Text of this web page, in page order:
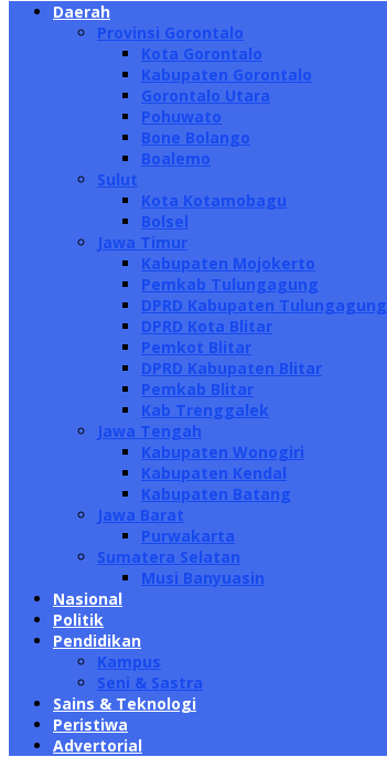
Daerah
Provinsi Gorontalo
Kota Gorontalo
Kabupaten Gorontalo
Gorontalo Utara
Pohuwato
Bone Bolango
Boalemo
Sulut
Kota Kotamobagu
Bolsel
Jawa Timur
Kabupaten Mojokerto
Pemkab Tulungagung
DPRD Kabupaten Tulungagung
DPRD Kota Blitar
Pemkot Blitar
DPRD Kabupaten Blitar
Pemkab Blitar
Kab Trenggalek
Jawa Tengah
Kabupaten Wonogiri
Kabupaten Kendal
Kabupaten Batang
Jawa Barat
Purwakarta
Sumatera Selatan
Musi Banyuasin
Nasional
Politik
Pendidikan
Kampus
Seni & Sastra
Sains & Teknologi
Peristiwa
Advertorial